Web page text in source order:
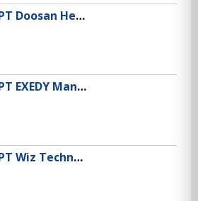
Lowongan Kerja PT Doosan Heavy Industries Indonesia
Lowongan Kerja PT EXEDY Manufacturing Indonesia
Lowongan Kerja PT Wiz Technology Indonesia (WIZ.AI)